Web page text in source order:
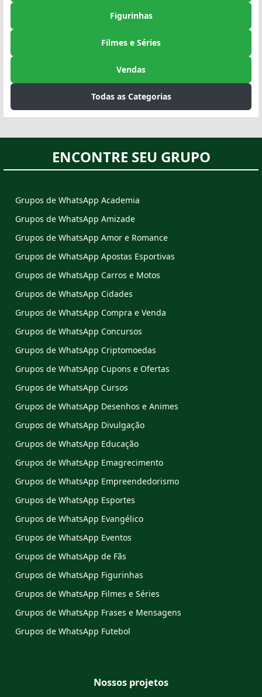
Figurinhas
Filmes e Séries
Vendas
Todas as Categorias
ENCONTRE SEU GRUPO
Grupos de WhatsApp Academia
Grupos de WhatsApp Amizade
Grupos de WhatsApp Amor e Romance
Grupos de WhatsApp Apostas Esportivas
Grupos de WhatsApp Carros e Motos
Grupos de WhatsApp Cidades
Grupos de WhatsApp Compra e Venda
Grupos de WhatsApp Concursos
Grupos de WhatsApp Criptomoedas
Grupos de WhatsApp Cupons e Ofertas
Grupos de WhatsApp Cursos
Grupos de WhatsApp Desenhos e Animes
Grupos de WhatsApp Divulgação
Grupos de WhatsApp Educação
Grupos de WhatsApp Emagrecimento
Grupos de WhatsApp Empreendedorismo
Grupos de WhatsApp Esportes
Grupos de WhatsApp Evangélico
Grupos de WhatsApp Eventos
Grupos de WhatsApp de Fãs
Grupos de WhatsApp Figurinhas
Grupos de WhatsApp Filmes e Séries
Grupos de WhatsApp Frases e Mensagens
Grupos de WhatsApp Futebol
Nossos projetos